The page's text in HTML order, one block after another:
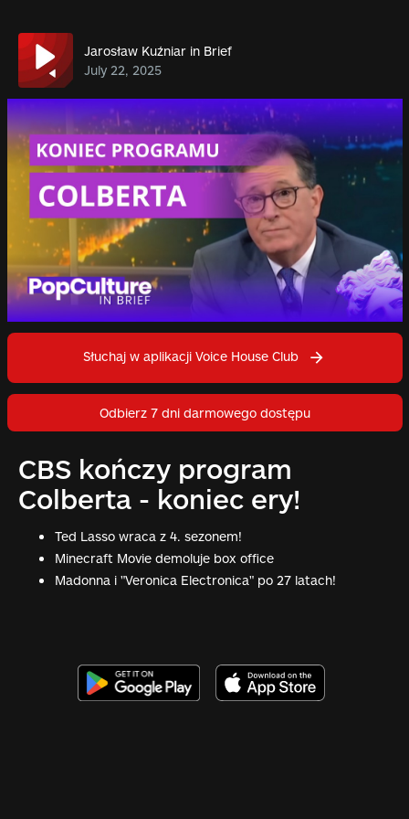
Jarosław Kuźniar in Brief
July 22, 2025
Słuchaj w aplikacji Voice House Club
Odbierz 7 dni darmowego dostępu
CBS kończy program
Colberta - koniec ery!
Ted Lasso wraca z 4. sezonem!
Minecraft Movie demoluje box office
Madonna i "Veronica Electronica" po 27 latach!